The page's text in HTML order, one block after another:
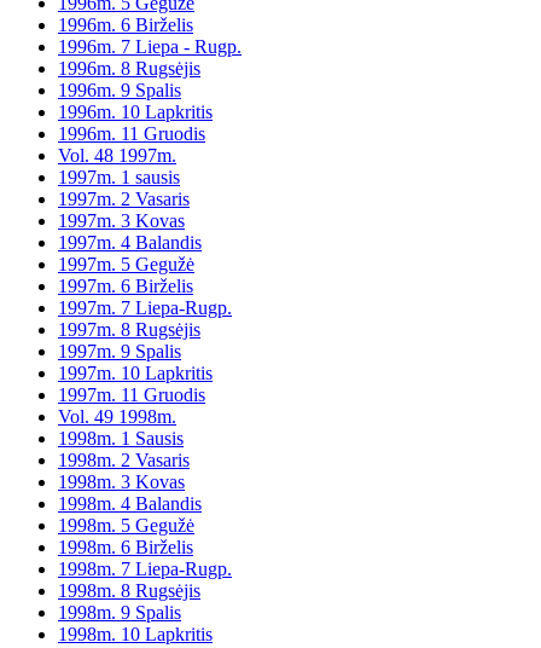
1996m. 6 Birželis
1996m. 7 Liepa - Rugp.
1996m. 8 Rugsėjis
1996m. 9 Spalis
1996m. 10 Lapkritis
1996m. 11 Gruodis
Vol. 48 1997m.
1997m. 1 sausis
1997m. 2 Vasaris
1997m. 3 Kovas
1997m. 4 Balandis
1997m. 5 Gegužė
1997m. 6 Birželis
1997m. 7 Liepa-Rugp.
1997m. 8 Rugsėjis
1997m. 9 Spalis
1997m. 10 Lapkritis
1997m. 11 Gruodis
Vol. 49 1998m.
1998m. 1 Sausis
1998m. 2 Vasaris
1998m. 3 Kovas
1998m. 4 Balandis
1998m. 5 Gegužė
1998m. 6 Birželis
1998m. 7 Liepa-Rugp.
1998m. 8 Rugsėjis
1998m. 9 Spalis
1998m. 10 Lapkritis